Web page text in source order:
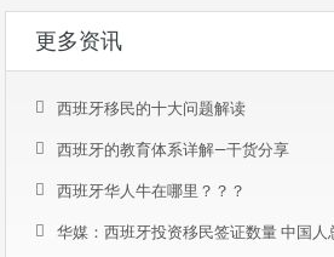
更多资讯
西班牙移民的十大问题解读
西班牙的教育体系详解—干货分享
西班牙华人牛在哪里？？？
华媒：西班牙投资移民签证数量 中国人